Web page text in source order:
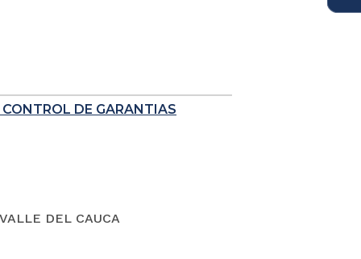
DE GARANTIAS
DEL CAUCA